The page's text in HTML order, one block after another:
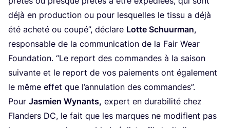
déjà en pro­duc­tion ou pour les­quelles le tis­su a déjà
été ache­té ou cou­pé”, déclare Lotte Schuur­man,
res­pon­sable de la com­mu­ni­ca­tion de la Fair Wear
Foun­da­tion. “Le report des com­mandes à la sai­son
sui­vante et le report de vos paie­ments ont éga­le­ment
le même effet que l’an­nu­la­tion des commandes”.
Pour Jas­mien Wynants, expert en dura­bi­li­té chez
Flan­ders DC, le fait que les marques ne modi­fient pas